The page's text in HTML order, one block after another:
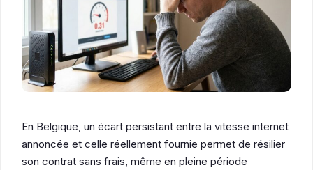
En Belgique, un écart persistant entre la vitesse internet
annoncée et celle réellement fournie permet de résilier
son contrat sans frais, même en pleine période